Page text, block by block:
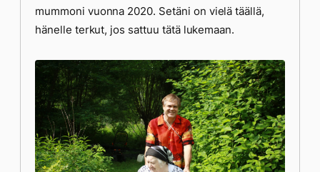
mummoni vuonna 2020. Setäni on vielä täällä,
hänelle terkut, jos sattuu tätä lukemaan.